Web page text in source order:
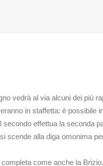
vedrà al via alcuni dei più
in staffetta: è possibile
effettua la seconda
scende alla diga omonima
come anche la Brizio.